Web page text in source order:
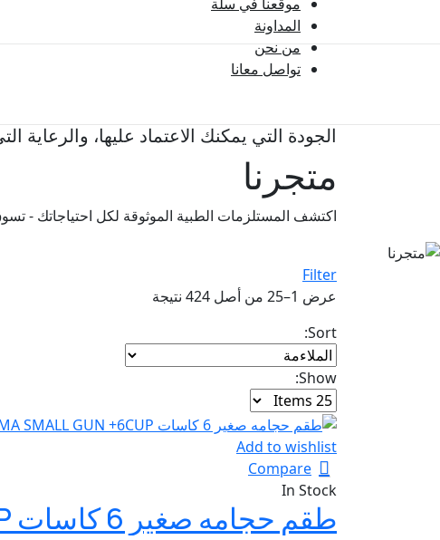
المداونة
من نحن
تواصل معانا
الجودة التي يمكنك الاعتماد عليها، والرعاية
متجرنا
اكتشف المستلزمات الطبية الموثوقة لكل احتياجاتك -
Filter
عرض 1–25 من أصل 424 نتيجة
Sort:
Show:
Add to wishlist
Compare
In Stock
طقم حجامه صغير 6 كاسات HIJAMA SMALL GUN +6CUP